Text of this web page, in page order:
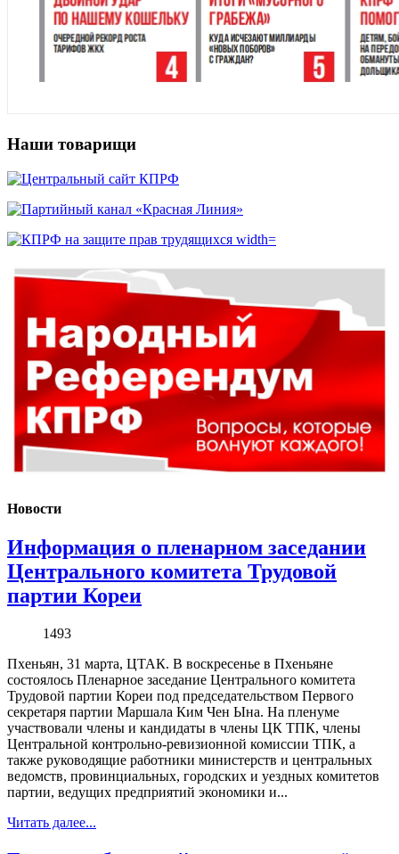
Наши товарищи
Новости
Информация о пленарном заседании
Центрального комитета Трудовой
партии Кореи
1493
Пхеньян, 31 марта, ЦТАК. В воскресенье в Пхеньяне
состоялось Пленарное заседание Центрального комитета
Трудовой партии Кореи под председательством Первого
секретаря партии Маршала Ким Чен Ына. На пленуме
участвовали члены и кандидаты в члены ЦК ТПК, члены
Центральной контрольно-ревизионной комиссии ТПК, а
также руководящие работники министерств и центральных
ведомств, провинциальных, городских и уездных комитетов
партии, ведущих предприятий экономики и...
Читать далее...